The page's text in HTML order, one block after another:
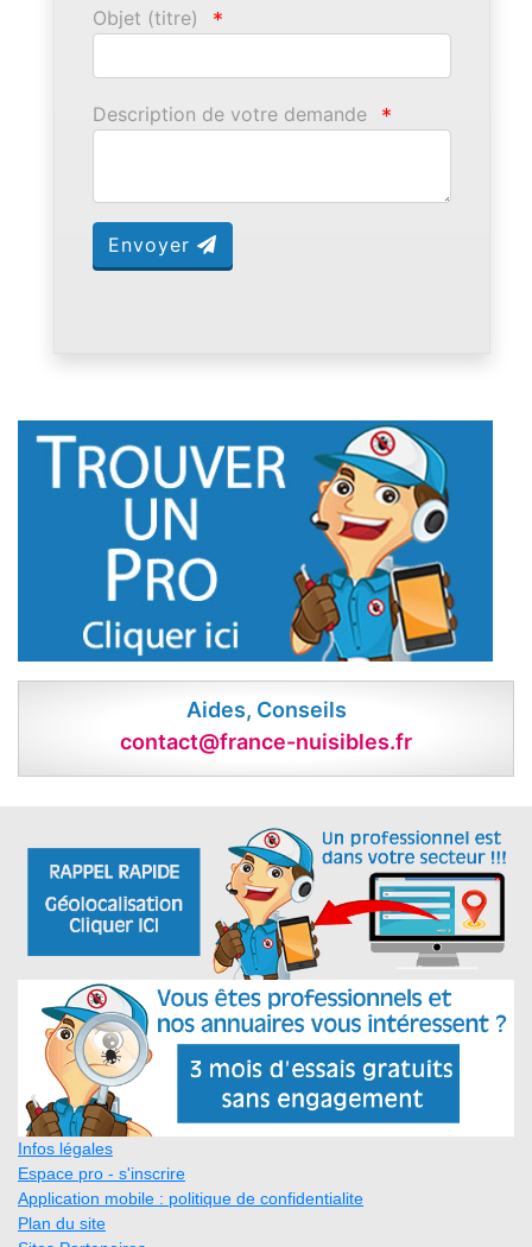
Objet (titre) *
Description de votre demande *
Envoyer
Aides, Conseils
contact@france-nuisibles.fr
Infos légales
Espace pro - s'inscrire
Application mobile : politique de confidentialite
Plan du site